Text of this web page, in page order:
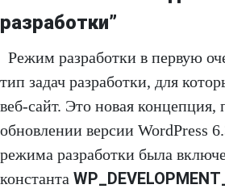
разработки”
Режим разработки в первую
тип задач разработки, для
веб-сайт. Это новая концепция,
обновлении версии WordPress
режима разработки была
константа